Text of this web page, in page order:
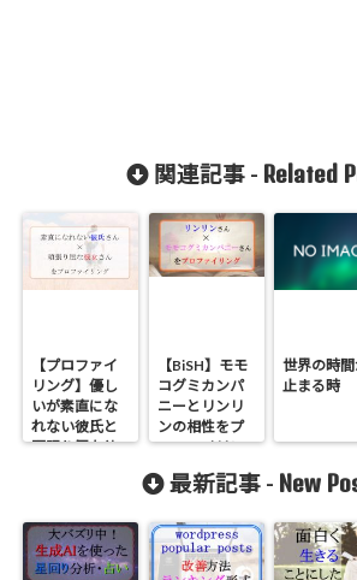
関連記事 - Related
【プロファイ
リング】優し
いが素直にな
れない彼氏と
頑張り屋な彼
「仲良しカッ
プル」になっ
た話
【BiSH】モモ
コグミカンパ
ニーとリンリ
ンの相性をプ
ロファイリン
めない２人は
か？
世界の時
止まる時
最新記事 - New